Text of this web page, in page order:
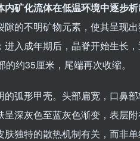
内矿化流体在低温环境中逐步
的不明矿物元素，使其呈现
入成年期后，晶脊开始生长
约35厘米，尾端再次收缩。
弧形甲壳。头部扁宽，口鼻
深灰色至蓝灰色渐变，表层
独特的散热机制有关，而非单